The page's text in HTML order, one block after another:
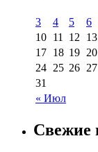
« Июл
3
4 5 6
10 11 12 13
17 18 19 20
24 25 26 27
31
Свежие